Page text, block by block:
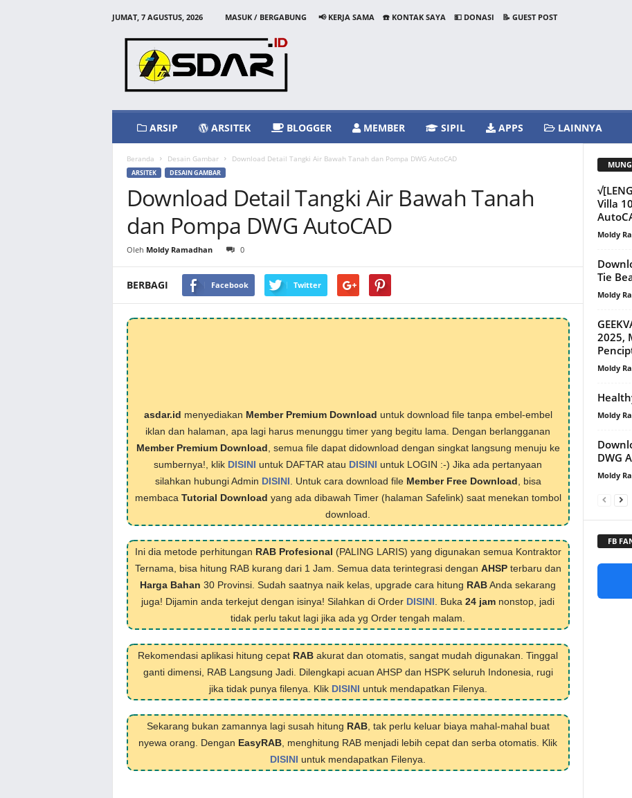
JUMAT, 7 AGUSTUS, 2026 MASUK / BERGABUNG 📢 KERJA SAMA ☎️ KONTAK SAYA 💵 DONASI
📝 GUEST POST
ARSIP ARSITEK BLOGGER MEMBER SIPIL APPS LAINNYA
Beranda Desain Gambar Download Detail Tangki Air Bawah Tanah dan Pompa DWG AutoCAD
ARSITEK DESAIN GAMBAR
Download Detail Tangki Air Bawah Tanah
dan Pompa DWG AutoCAD
Oleh Moldy Ramadhan 0
BERBAGI Facebook Twitter
asdar.id menyediakan Member Premium Download untuk download file tanpa embel-embel
iklan dan halaman, apa lagi harus menunggu timer yang begitu lama. Dengan berlangganan
Member Premium Download , semua file dapat didownload dengan singkat langsung menuju ke
sumbernya!, klik DISINI untuk DAFTAR atau DISINI untuk LOGIN :-) Jika ada pertanyaan
silahkan hubungi Admin DISINI . Untuk cara download file Member Free Download , bisa
membaca Tutorial Download yang ada dibawah Timer (halaman Safelink) saat menekan tombol
download.
Ini dia metode perhitungan RAB Profesional (PALING LARIS) yang digunakan semua Kontraktor
Ternama, bisa hitung RAB kurang dari 1 Jam. Semua data terintegrasi dengan AHSPterbaru dan
Harga Bahan 30 Provinsi. Sudah saatnya naik kelas, upgrade cara hitung RABAnda sekarang
juga! Dijamin anda terkejut dengan isinya! Silahkan di Order DISINI . Buka 24 jam nonstop, jadi
tidak perlu takut lagi jika ada yg Order tengah malam.
Rekomendasi aplikasi hitung cepat RAB akurat dan otomatis, sangat mudah digunakan. Tinggal
ganti dimensi, RAB Langsung Jadi. Dilengkapi acuan AHSP dan HSPK seluruh Indonesia, rugi
jika tidak punya filenya. Klik DISINI untuk mendapatkan Filenya.
Sekarang bukan zamannya lagi susah hitung RAB, tak perlu keluar biaya mahal-mahal buat
nyewa orang. Dengan EasyRAB , menghitung RAB menjadi lebih cepat dan serba otomatis. Klik
DISINI untuk mendapatkan Filenya.
Villa
Moldy
Tie
Moldy
2025,
Moldy
Moldy
DWG
Moldy
FB